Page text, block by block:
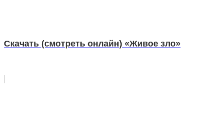
Скачать (смотреть онлайн) «Живое зло»